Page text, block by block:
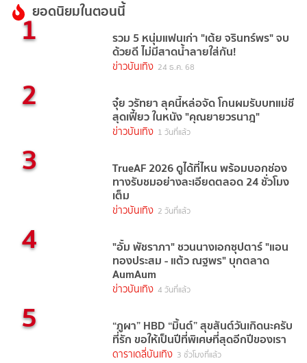
ยอดนิยมในตอนนี้
1 รวม 5 หนุ่มแฟนเก่า "เต้ย จรินทร์พร" จบ
ด้วยดี ไม่มีสาดน้ำลายใส่กัน!
ข่าวบันเทิง 24 ธ.ค. 68
2 จุ๋ย วรัทยา ลุคนี้หล่อจัด โกนผมรับบทแม่ชี
สุดเฟี้ยว ในหนัง "คุณยายวรนาฎ"
ข่าวบันเทิง 1 วันที่แล้ว
3 TrueAF 2026 ดูได้ที่ไหน พร้อมบอกช่อง
ทางรับชมอย่างละเอียดตลอด 24 ชั่วโมง
เต็ม
ข่าวบันเทิง 2 วันที่แล้ว
4 "อั้ม พัชราภา" ชวนนางเอกซุปตาร์ "แอน
ทองประสม - แต้ว ณฐพร" บุกตลาด
AumAum
ข่าวบันเทิง 4 วันที่แล้ว
5 “ภูผา” HBD “มิ้นต์” สุขสันต์วันเกิดนะครับ
ที่รัก ขอให้เป็นปีที่พิเศษที่สุดอีกปีของเรา
ดาราเดลี่บันเทิง 3 ชั่วโมงที่แล้ว